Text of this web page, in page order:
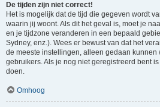
De tijden zijn niet correct!
Het is mogelijk dat de tijd die gegeven wordt
waarin jij woont. Als dit het geval is, moet je
en je tijdzone veranderen in een bepaald
Sydney, enz.). Wees er bewust van dat het
de meeste instellingen, alleen gedaan kunnen
gebruikers. Als je nog niet geregistreerd bent
doen.
Omhoog